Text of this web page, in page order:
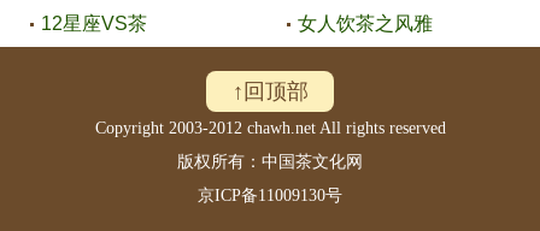
12星座VS茶 女人饮茶之风雅
↑回顶部
Copyright 2003-2012 chawh.net All rights reserved
版权所有：中国茶文化网
京ICP备11009130号